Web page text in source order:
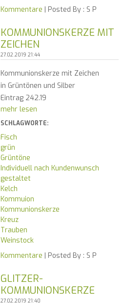
Kommentare | Posted By : S P
KOMMUNIONSKERZE MIT
ZEICHEN
27.02.2019 21:44
Kommunionskerze mit Zeichen
in Grüntönen und Silber
Eintrag 242.19
mehr lesen
SCHLAGWORTE:
Fisch
grün
Grüntöne
Individuell nach Kundenwunsch
gestaltet
Kelch
Kommuion
Kommunionskerze
Kreuz
Trauben
Weinstock
Kommentare | Posted By : S P
GLITZER-
KOMMUNIONSKERZE
27.02.2019 21:40